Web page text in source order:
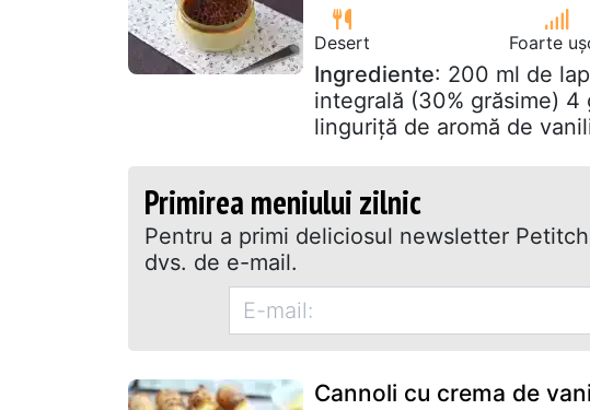
Desert Foarte
Ingrediente: 200 ml de
integrală (30% grăsime) 4
linguriță de aromă de
Primirea meniului zilnic
Pentru a primi deliciosul newsletter
dvs. de e-mail.
Cannoli cu crema de